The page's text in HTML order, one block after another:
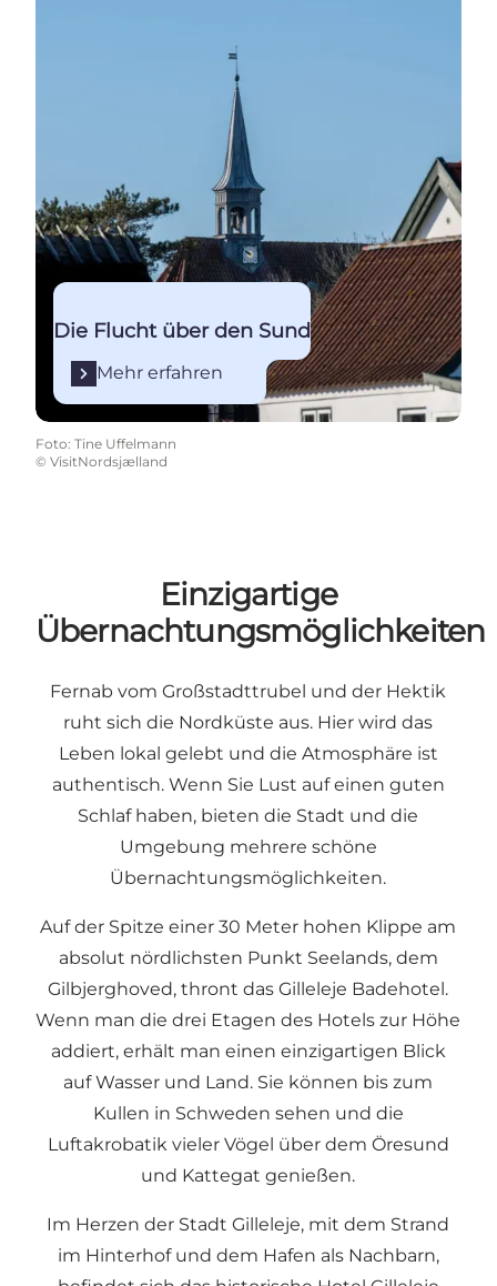
Die Flucht über den Sund
Mehr erfahren
Foto: Tine Uffelmann
© VisitNordsjælland
Einzigartige
Übernachtungsmöglichkeiten
Fernab vom Großstadttrubel und der Hektik
ruht sich die Nordküste aus. Hier wird das
Leben lokal gelebt und die Atmosphäre ist
authentisch. Wenn Sie Lust auf einen guten
Schlaf haben, bieten die Stadt und die
Umgebung mehrere schöne
Übernachtungsmöglichkeiten.
Auf der Spitze einer 30 Meter hohen Klippe am
absolut nördlichsten Punkt Seelands, dem
Gilbjerghoved, thront das Gilleleje Badehotel.
Wenn man die drei Etagen des Hotels zur Höhe
addiert, erhält man einen einzigartigen Blick
auf Wasser und Land. Sie können bis zum
Kullen in Schweden sehen und die
Luftakrobatik vieler Vögel über dem Öresund
und Kattegat genießen.
Im Herzen der Stadt Gilleleje, mit dem Strand
im Hinterhof und dem Hafen als Nachbarn,